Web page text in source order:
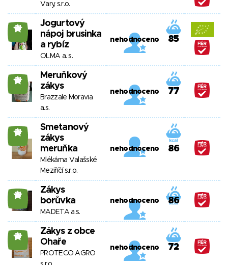
Vary, s.r.o.
21
Jogurtový
nápoj brusinka
a rybíz
OLMA a. s.
nehodnoceno 85
21
Meruňkový
zákys
Brazzale Moravia
a.s.
nehodnoceno 77
21
Smetanový
zákys
meruňka
Mlékárna Valašské
Meziříčí s.r.o.
nehodnoceno 86
21
Zákys
borůvka
MADETA a.s.
nehodnoceno 86
21
Zákys z obce
Ohaře
PROTECO AGRO
nehodnoceno 72